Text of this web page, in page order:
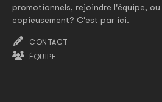
promotionnels, rejoindre l'équipe,
copieusement? C'est par ici.
CONTACT
ÉQUIPE